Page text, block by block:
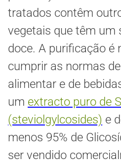
tratados contêm
vegetais que têm um
doce. A purificação é
cumprir as normas
alimentar e de
um extracto puro de
(steviolgylcosides) e
menos 95% de
ser vendido